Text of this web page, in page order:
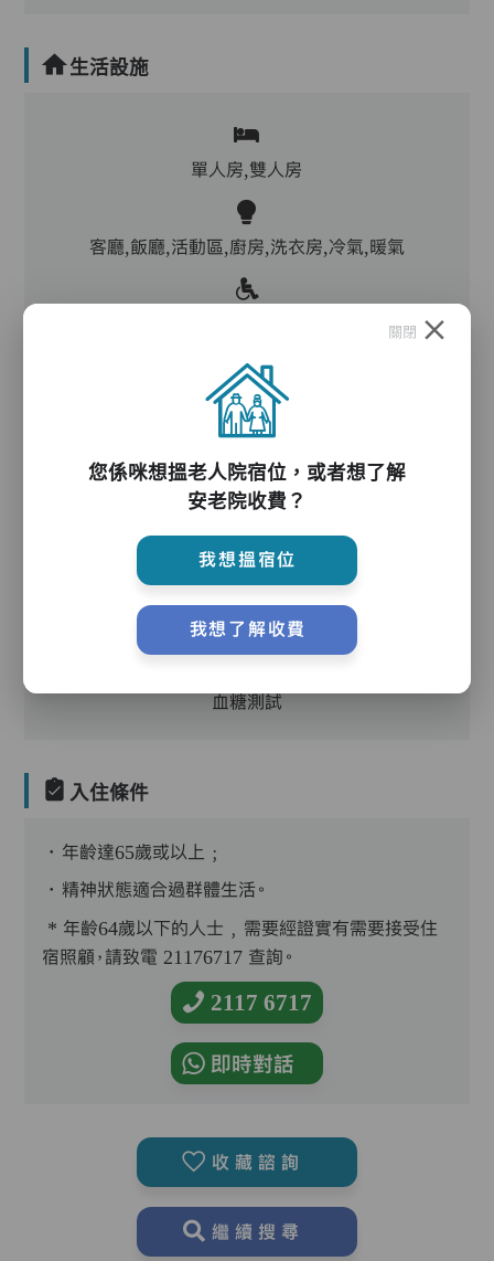
生活設施
單人房,雙人房
客廳,飯廳,活動區,廚房,洗衣房,冷氣,暖氣
電動床,氣墊床,防滑扶手,助行器/拐杖,輪椅
主管,助理員,到診醫生,外展牙科
浴、餵飯、換尿片
血糖測試
入住條件
．年齡達65歲或以上﹔
．精神狀態適合過群體生活。
* 年齡64歲以下的人士﹐需要經證實有需要接受住
宿照顧，請致電 21176717 查詢。
2117 6717
即時對話
收藏諮詢
繼續搜尋
關閉
您係咪想搵老人院宿位，或者想了解
安老院收費？
我想搵宿位
我想了解收費